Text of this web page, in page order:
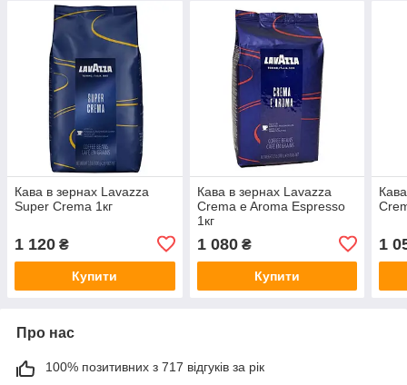
Кава в зернах Lavazza
Super Crema 1кг
1 120 ₴
Купити
Кава в зернах Lavazza
Crema e Aroma Espresso
1кг
1 080₴
Купити
1
Про нас
100% позитивних з 717 відгуків за рік